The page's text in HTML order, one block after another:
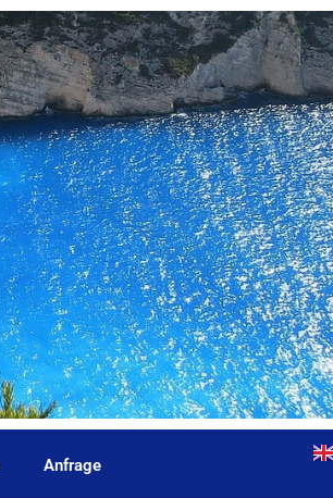
Anfrage